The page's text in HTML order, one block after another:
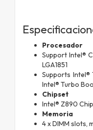
Procesador
Support Intel®
LGA1851
Supports Intel®
Intel® Turbo
Chipset
Intel® Z890
Memoria
4 x DIMM slots,